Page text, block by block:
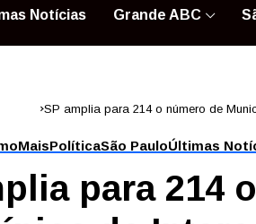
Notícias Grande ABC
SP amplia para 214 o número de
MaisPolíticaSão PauloÚltimas
para 214